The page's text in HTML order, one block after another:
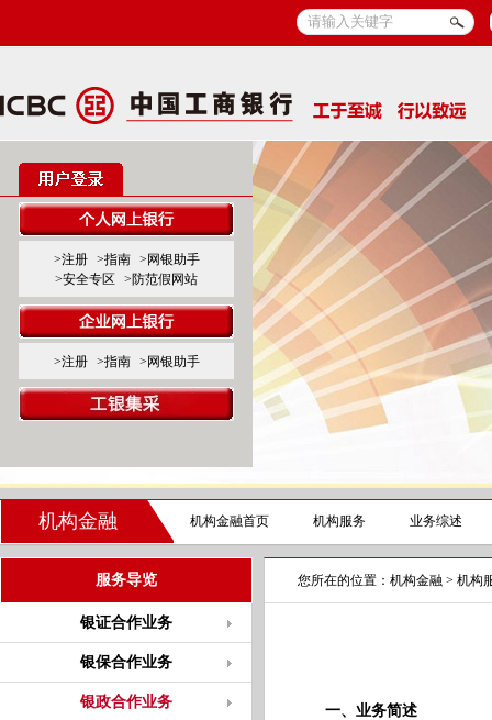
>注册 >指南
>网银助手
>安全专区
>防范假网站
>注册 >指南 >网银助手
机构金融 机构金融首页 机构服务 业务综述
服务导览
银证合作业务
银保合作业务
银政合作业务
您所在的位置： 机构金融 > 机构
一、业务简述